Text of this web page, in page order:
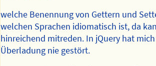
welche Benennung von Gettern und
welchen Sprachen idiomatisch ist, da
hinreichend mitreden. In jQuery hat
Überladung nie gestört.